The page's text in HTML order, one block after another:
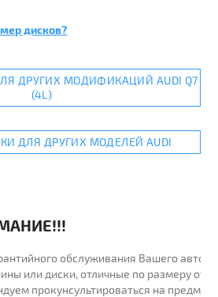
дисков?
ДРУГИХ МОДИФИКАЦИЙ AUDI Q7
(4L)
ДЛЯ ДРУГИХ МОДЕЛЕЙ AUDI
обслуживания Вашего
или диски, отличные по размеру от
прокунсультироваться на предмет